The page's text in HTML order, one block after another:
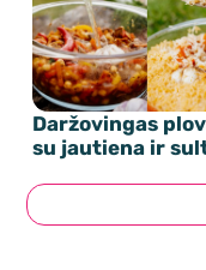
Daržovingas
su jautiena ir